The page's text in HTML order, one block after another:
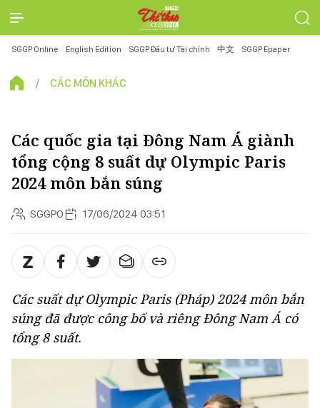
SGGP Online English Edition SGGP Đầu tư Tài chính 中文 SGGP Epaper
CÁC MÔN KHÁC
Các quốc gia tại Đông Nam Á giành
tổng cộng 8 suất dự Olympic Paris
2024 môn bắn súng
SGGPO 17/06/2024 03:51
Các suất dự Olympic Paris (Pháp) 2024 môn bắn
súng đã được công bố và riêng Đông Nam Á có
tổng 8 suất.